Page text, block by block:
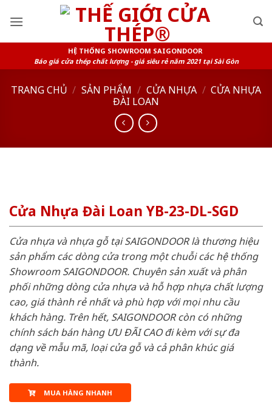
HỆ THỐNG SHOWROOM SAIGONDOOR
Báo giá cửa thép chất lượng - giá siêu rẻ năm 2021 tại Sài Gòn
TRANG CHỦ / SẢN PHẨM / CỬA NHỰA / CỬA NHỰA
ĐÀI LOAN
Cửa Nhựa Đài Loan YB-23-DL-SGD
Cửa nhựa và nhựa gỗ tại SAIGONDOOR là thương hiệu
sản phẩm các dòng cửa trong một chuỗi các hệ thống
Showroom SAIGONDOOR. Chuyên sản xuất và phân
phối những dòng cửa nhựa và hỗ hợp nhựa chất lượng
cao, giá thành rẻ nhất và phù hợp với mọi nhu cầu
khách hàng. Trên hết, SAIGONDOOR còn có những
chính sách bán hàng ƯU ĐÃI CAO đi kèm với sự đa
dạng về mẫu mã, loại cửa gỗ và cả phân khúc giá
thành.
MUA HÀNG NHANH